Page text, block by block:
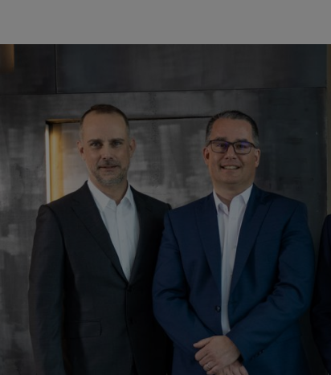
aventure commune (de gauche à droite) : Erik Jachmann (associé chez
Drebach
Wetzel et Alexander Gränitz, soulignent : « Avec l’entrée
plus de 30 ans. Avec une entreprise mondiale de premier plan
compte préserver l’indépendance opérationnelle de
opérationnelle conjointe de l’entreprise saxonne.
dans les techniques modernes de jardinage, a été fondée
Drebach, en Saxe, et fabrique des composants pour la
En 2021, Mogatec a réalisé un chiffre d’affaires d’environ
vous intéresser